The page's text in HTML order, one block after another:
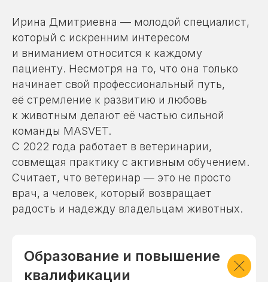
Ирина Дмитриевна — молодой специалист,
который с искренним интересом
и вниманием относится к каждому
пациенту. Несмотря на то, что она только
начинает свой профессиональный путь,
её стремление к развитию и любовь
к животным делают её частью сильной
команды MASVET.
С 2022 года работает в ветеринарии,
совмещая практику с активным обучением.
Считает, что ветеринар — это не просто
врач, а человек, который возвращает
радость и надежду владельцам животных.
Образование и повышение
квалификации